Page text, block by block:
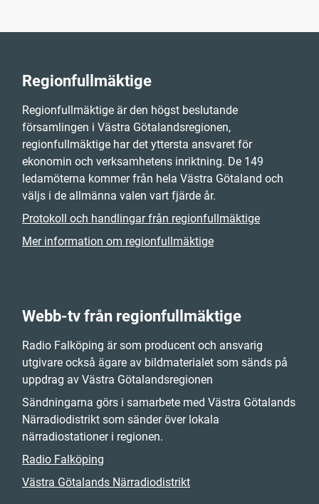
Regionfullmäktige
Regionfullmäktige är den högst beslutande
församlingen i Västra Götalandsregionen,
regionfullmäktige har det yttersta ansvaret för
ekonomin och verksamhetens inriktning. De 149
ledamöterna kommer från hela Västra Götaland och
väljs i de allmänna valen vart fjärde år.
Protokoll och handlingar från regionfullmäktige
Mer information om regionfullmäktige
Webb-tv från regionfullmäktige
Radio Falköping är som producent och ansvarig
utgivare också ägare av bildmaterialet som sänds på
uppdrag av Västra Götalandsregionen
Sändningarna görs i samarbete med Västra Götalands
Närradiodistrikt som sänder över lokala
närradiostationer i regionen.
Radio Falköping
Västra Götalands Närradiodistrikt